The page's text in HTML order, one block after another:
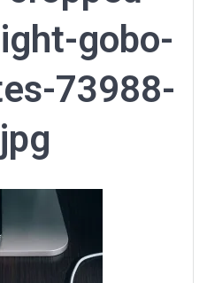
gobo-
73988-